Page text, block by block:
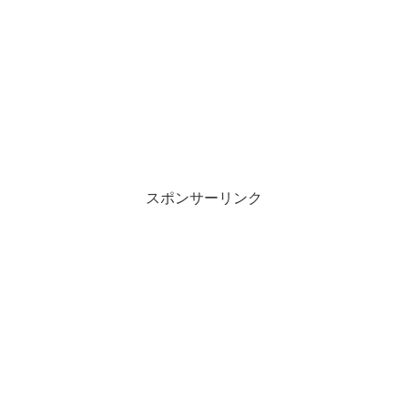
スポンサーリンク